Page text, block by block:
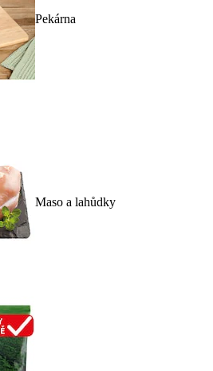
Pekárna
Maso a lahůdky